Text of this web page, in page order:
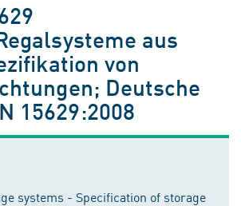
aus
von
Deutsche
15629:2008
systems - Specification of storage